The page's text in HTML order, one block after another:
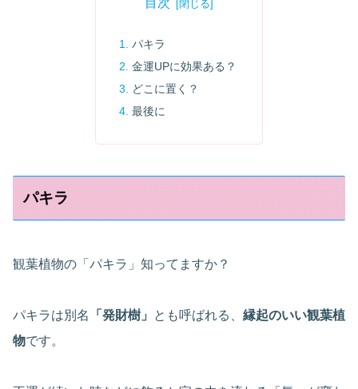
目次
パキラ
金運UPに効果ある？
どこに置く？
最後に
パキラ
観葉植物の「パキラ」知ってますか？
パキラは別名 「発財樹」 とも呼ばれる、 縁起のいい観葉植
物です。